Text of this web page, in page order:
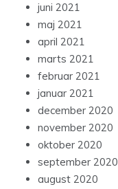
juni 2021
maj 2021
april 2021
marts 2021
februar 2021
januar 2021
december 2020
november 2020
oktober 2020
september 2020
august 2020